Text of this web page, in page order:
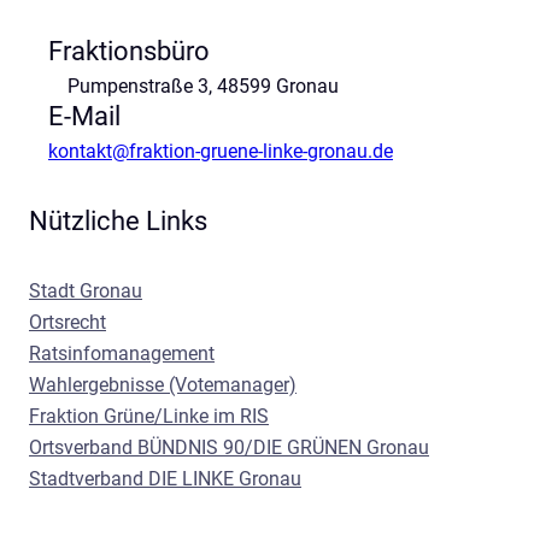
n
g
n
Fraktionsbüro
Pumpenstraße 3, 48599 Gronau
E-Mail
kontakt@fraktion-gruene-linke-gronau.de
Nützliche Links
Stadt Gronau
Ortsrecht
Ratsinfomanagement
Wahlergebnisse (Votemanager)
Fraktion Grüne/Linke im RIS
Ortsverband BÜNDNIS 90/DIE GRÜNEN Gronau
Stadtverband DIE LINKE Gronau